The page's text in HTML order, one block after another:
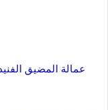
عمالة المضيق